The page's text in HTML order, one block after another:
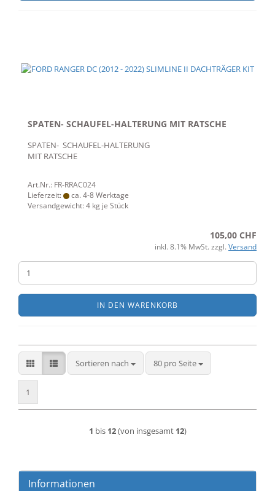
SPATEN- SCHAUFEL-HALTERUNG MIT RATSCHE
SPATEN- SCHAUFEL-HALTERUNG
MIT RATSCHE
Art.Nr.: FR-RRAC024
Lieferzeit:
ca. 4-8 Werktage
Versandgewicht:4 kg je Stück
105,00 CHF
inkl. 8.1% MwSt. zzgl. Versand
IN DEN WARENKORB
Sortieren nach
Sortieren nach 80 pro Seite
pro Seite
1
1 bis 12(von insgesamt 12)
Informationen